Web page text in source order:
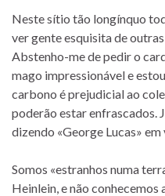
Neste sí­tio tão lon­gín­quo
ver gente es­qui­sita de
Abstenho-me de pe­dir o
mago im­pres­si­o­ná­vel e
car­bono é pre­ju­di­cial ao
po­de­rão es­tar en­fras­ca­dos.
di­zendo «George Lucas»
Somos «es­tra­nhos numa
Heinlein, e não co­nhe­ce­mos